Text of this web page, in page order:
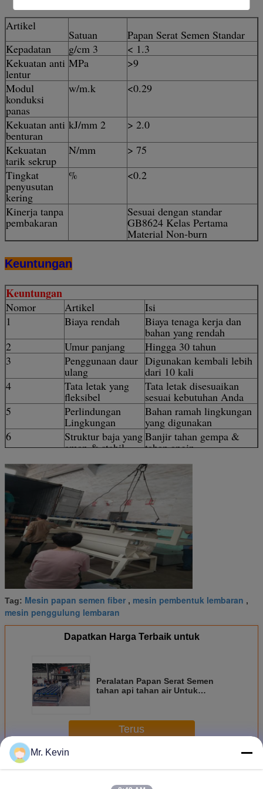
Artikel
Satuan
Papan Serat Semen Standar
Kepadatan
g/cm 3
< 1.3
Kekuatan anti
lentur
MPa
>9
Modul
konduksi
panas
w/m.k <0.29
Kekuatan anti
benturan
kJ/mm 2
> 2.0
Kekuatan
tarik sekrup
N/mm
> 75
Tingkat
penyusutan
kering
% <0.2
Kinerja tanpa
pembakaran
Sesuai dengan standar
GB8624 Kelas Pertama
Material Non-burn
Keuntungan
Keuntungan
Nomor Artikel
Isi
1
Biaya rendah Biaya tenaga kerja dan
bahan yang rendah
2
Umur panjang
Hingga 30 tahun
3
Penggunaan daur
ulang
Digunakan kembali lebih
dari 10 kali
4
Tata letak yang
fleksibel
Tata letak disesuaikan
sesuai kebutuhan Anda
5
Perlindungan
Lingkungan
Bahan ramah lingkungan
yang digunakan
6
Struktur baja yang
aman & stabil
Banjir tahan gempa &
tahan angin
Tag: Mesin papan semen fiber , mesin pembentuk lembaran ,
mesin penggulung lembaran
Dapatkan Harga Terbaik untuk
Peralatan Papan Serat Semen
tahan api tahan air Untuk
Terus
Lebih
Mr. Kevin